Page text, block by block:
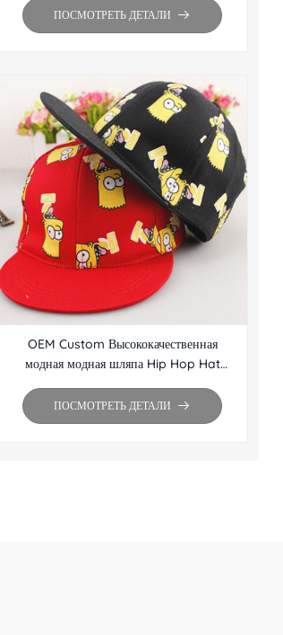
ПОСМОТРЕТЬ ДЕТАЛИ
OEM Custom Высококачественная
модная модная шляпа Hip Hop Hat
Snapback
ПОСМОТРЕТЬ ДЕТАЛИ